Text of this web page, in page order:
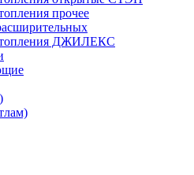
прочее
ДЖИЛЕКС